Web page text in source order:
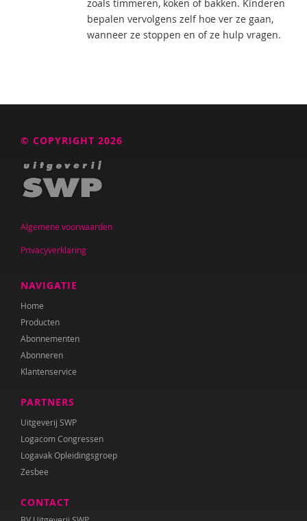
zoals timmeren, koken of bakken. Kinderen
bepalen vervolgens zelf hoe ver ze gaan,
wanneer ze stoppen en of ze hulp vragen.
© COPYRIGHT 2026
Algemene voorwaarden
Privacyverklaring
NAVIGATIE
Home
Producten
Abonnementen
Abonneren
Klantenservice
PARTNERS
Uitgeverij SWP
Logacom Congressen
Logavak Opleidingsgroep
Zesbee
CONTACT